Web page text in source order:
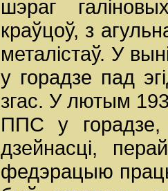
шэраг
краўцоў, з
металістаў. У
у горадзе пад
згас. У лютым
ППС у
дзейнасці,
федэрацыю